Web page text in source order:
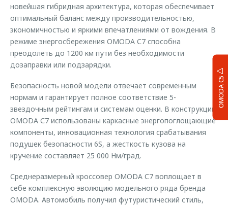
OMODA C5
новейшая гибридная архитектура, которая обеспечивает
оптимальный баланс между производительностью,
экономичностью и яркими впечатлениями от вождения. В
режиме энергосбережения OMODA С7 способна
преодолеть до 1200 км пути без необходимости
дозаправки или подзарядки.
Безопасность новой модели отвечает современным
нормам и гарантирует полное соответствие 5-
звездочным рейтингам и системам оценки. В конструкции
OMODA С7 использованы каркасные энергопоглощающие
компоненты, инновационная технология срабатывания
подушек безопасности 6S, а жесткость кузова на
кручение составляет 25 000 Нм/град.
Среднеразмерный кроссовер OMODA С7 воплощает в
себе комплексную эволюцию модельного ряда бренда
OMODA. Автомобиль получил футуристический стиль,